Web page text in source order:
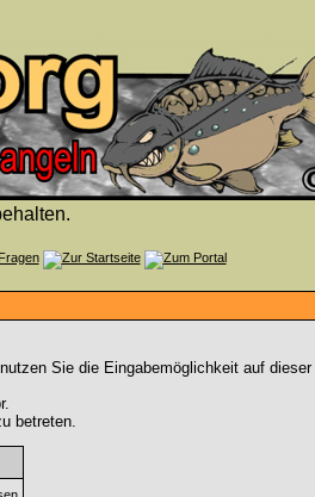
Sie die Eingabemöglichkeit auf
betreten.